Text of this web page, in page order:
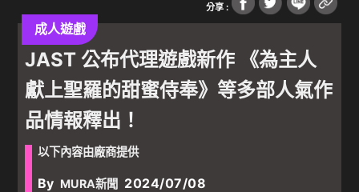
分享 :
成人遊戲
JAST 公布代理遊戲新作 《為主人
獻上聖羅的甜蜜侍奉》等多部人氣作
品情報釋出！
以下內容由廠商提供
By MURA新聞 2024/07/08